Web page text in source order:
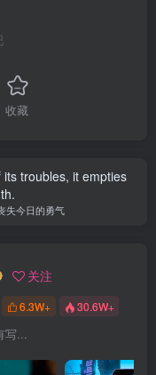
收藏
troubles, it empties
失今日的勇气
关注
6.3W+ 30.6W+
...